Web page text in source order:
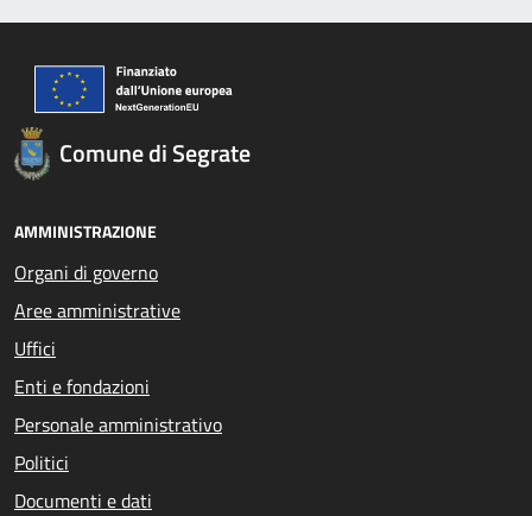
Comune di Segrate
AMMINISTRAZIONE
Organi di governo
Aree amministrative
Uffici
Enti e fondazioni
Personale amministrativo
Politici
Documenti e dati